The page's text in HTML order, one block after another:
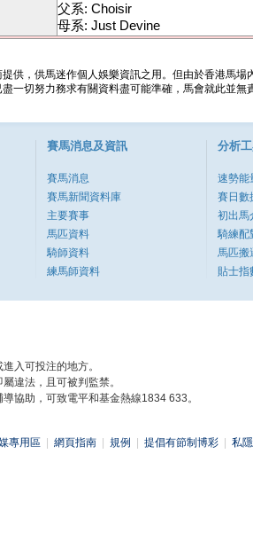
父系: Choisir
母系: Just Devine
供，供馬迷作個人娛樂資訊之用。但由於香港馬
一切努力務求有關資料盡可能準確，馬會就此並
賽馬消息及資訊
賽馬消息
賽馬新聞資料庫
主要賽事
馬匹資料
騎師資料
練馬師資料
分析
速勢能
賽日數
初出馬
騎練配
馬匹搬
貼士指
入可投注的地方。
違法，且可被判監禁。
協助，可致電平和基金熱線1834 633。
專用區 網頁指南 規例 提倡有節制博彩 私